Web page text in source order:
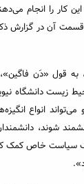
کار را انجام
آن در گزارش
قول «دَن فاگین»،
زیست دانشگاه
انواع
شوند،
خاص کمک کند